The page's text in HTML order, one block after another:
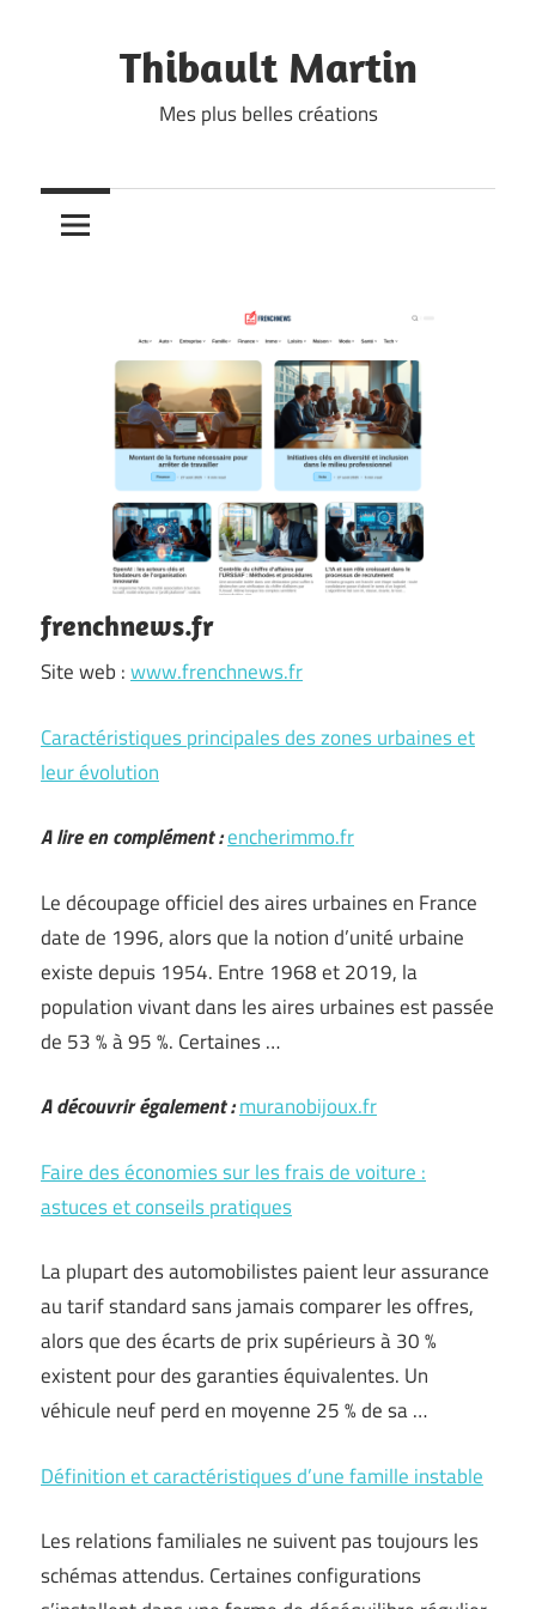
Thibault Martin
Mes plus belles créations
frenchnews.fr
Site web :www.frenchnews.fr
Caractéristiques principales des zones urbaines et
leur évolution
A lire en complément :encherimmo.fr
Le découpage officiel des aires urbaines en France
date de 1996, alors que la notion d’unité urbaine
existe depuis 1954. Entre 1968 et 2019, la
population vivant dans les aires urbaines est passée
de 53 % à 95 %. Certaines …
A découvrir également :muranobijoux.fr
Faire des économies sur les frais de voiture :
astuces et conseils pratiques
La plupart des automobilistes paient leur assurance
au tarif standard sans jamais comparer les offres,
alors que des écarts de prix supérieurs à 30 %
existent pour des garanties équivalentes. Un
véhicule neuf perd en moyenne 25 % de sa …
Définition et caractéristiques d’une famille instable
Les relations familiales ne suivent pas toujours les
schémas attendus. Certaines configurations